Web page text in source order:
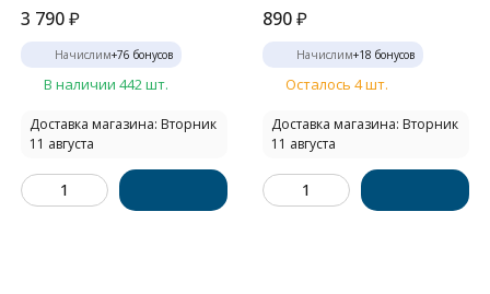
3 790₽
Начислим+76 бонусов
В наличии 442 шт.
Доставка магазина: Вторник
11 августа
890₽
Начислим+18 бонусов
Осталось 4 шт.
Доставка магазина: Вторник
11 августа